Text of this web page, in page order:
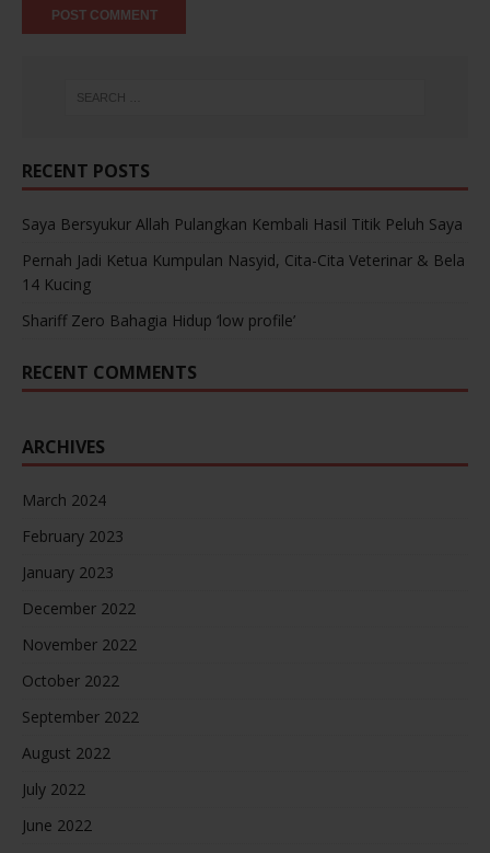
RECENT POSTS
Saya Bersyukur Allah Pulangkan Kembali Hasil Titik Peluh Saya
Pernah Jadi Ketua Kumpulan Nasyid, Cita-Cita Veterinar & Bela
14 Kucing
Shariff Zero Bahagia Hidup ‘low profile’
RECENT COMMENTS
ARCHIVES
March 2024
February 2023
January 2023
December 2022
November 2022
October 2022
September 2022
August 2022
July 2022
June 2022